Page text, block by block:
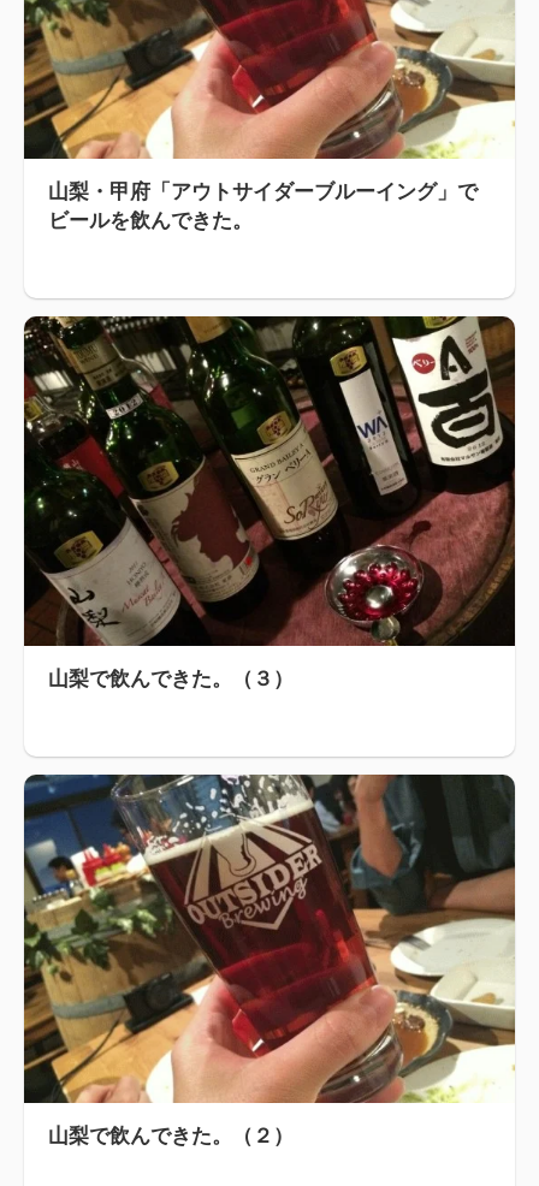
山梨・甲府「アウトサイダーブルーイング」で
ビールを飲んできた。
山梨で飲んできた。（３）
山梨で飲んできた。（２）